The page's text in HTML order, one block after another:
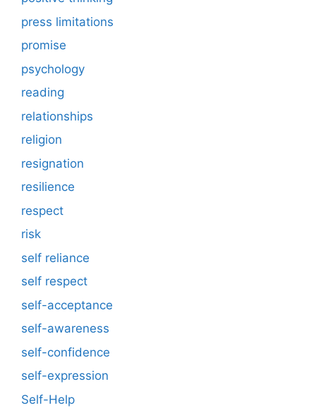
press limitations
promise
psychology
reading
relationships
religion
resignation
resilience
respect
risk
self reliance
self respect
self-acceptance
self-awareness
self-confidence
self-expression
Self-Help